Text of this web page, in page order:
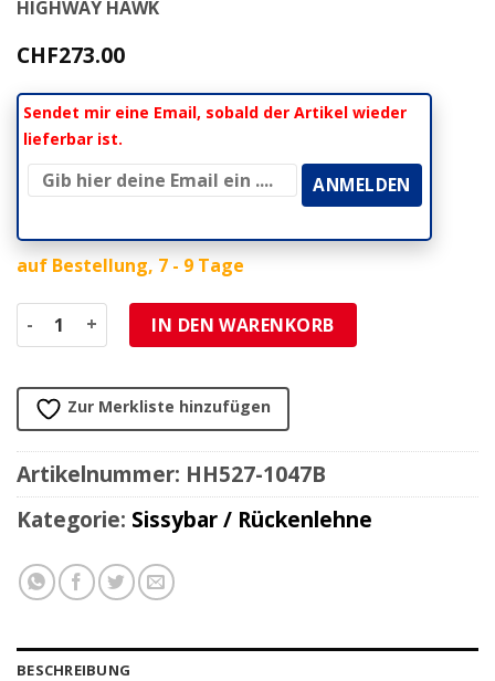
HIGHWAY HAWK
CHF273.00
Sendet mir eine Email, sobald der Artikel wieder
lieferbar ist.
auf Bestellung, 7 - 9 Tage
Sissybar HH WIDE (H 400mm) schwarz zu HD Menge
IN DEN WARENKORB
Zur Merkliste hinzufügen
Artikelnummer: HH527-1047B
Kategorie: Sissybar / Rückenlehne
BESCHREIBUNG